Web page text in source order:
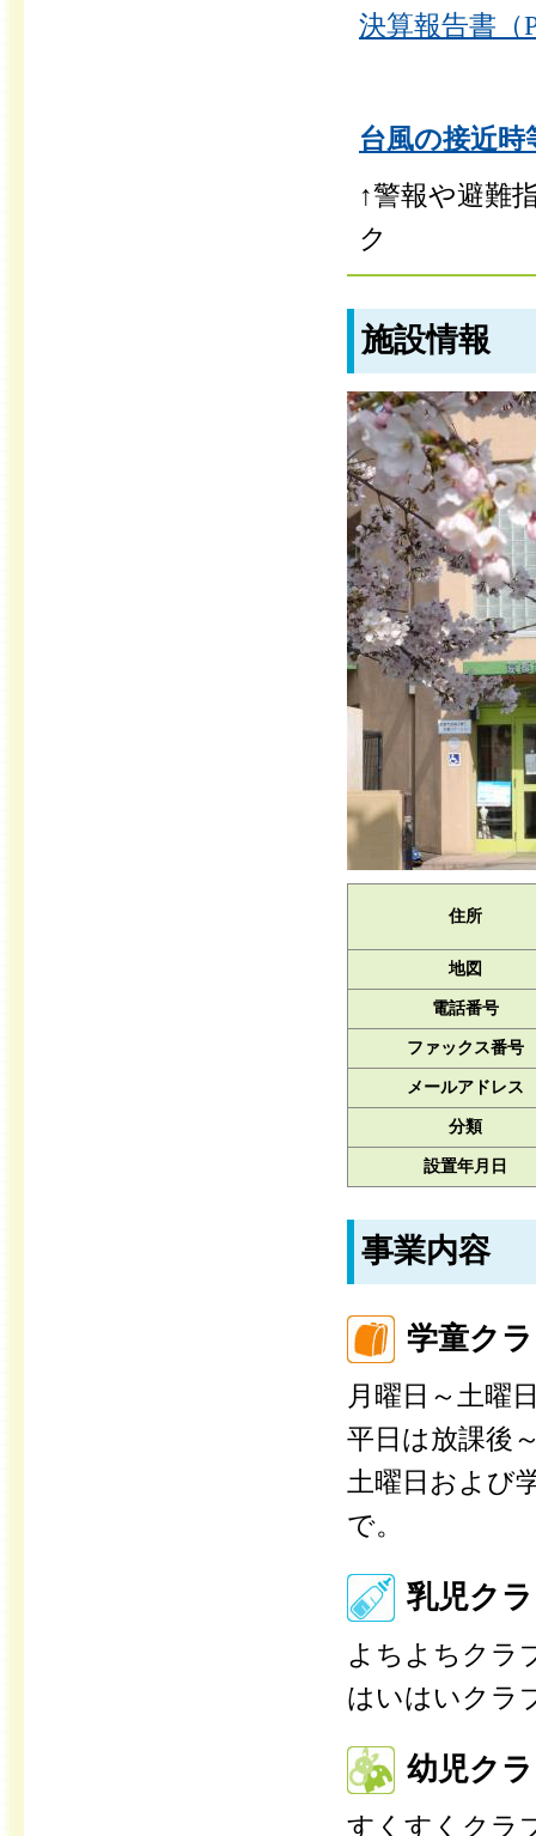
決算報告書（
台風の接近
↑警報や避難
ク
施設情報
住所
地図
電話番号
ファックス番号
メールアドレス
分類
設置年月日
事業内容
学童ク
月曜日～土曜
平日は放課後
土曜日および
で。
乳児ク
よちよちクラ
はいはいクラ
幼児ク
すくすくクラ